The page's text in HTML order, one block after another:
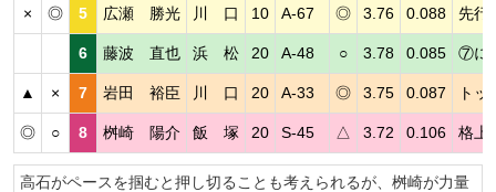
× ◎ 5 広瀬 勝光 川 口 10 A-67 ◎ 3.76 0.088 先行
6 藤波 直也 浜 松 20 A-48 ○ 3.78 0.085 ⑦に
▲ × 7 岩田 裕臣 川 口 20 A-33 ◎ 3.75 0.087 ト
◎ ○ 8 桝崎 陽介 飯 塚 20 S-45 △ 3.72 0.106 格上
高石がペースを掴むと押し切ることも考えられるが、桝崎が力量